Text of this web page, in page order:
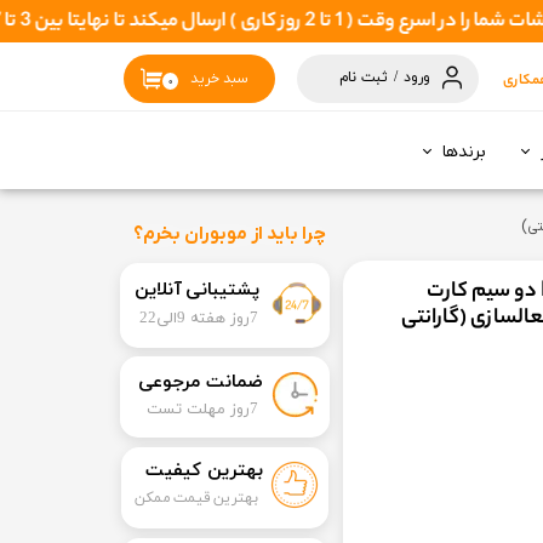
برندها
۰ سبد خرید ورود / ثبت نام
بین 3 تا 7 روزکاری بدستتان برسد
گوشی موبایل نمو تاشو مدل NEMO e211 دو سیم کارت
(گارانتی
​​پشتیبانی آنلاین
7روز هفته 9الی22
چرا باید از موبوران بخرم؟
​ضمانت مرجوعی
​7روز مهلت تست
بهترین کیفیت
بهترین قیمت ممکن